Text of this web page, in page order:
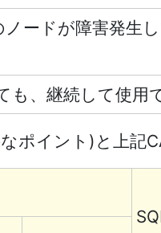
ードが障害発生
、継続して使用
ポイント)と上記